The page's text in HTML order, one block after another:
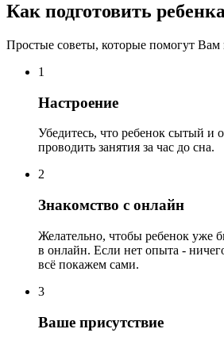
Как подготовить
Простые советы, которые помогут Вам
1
Настроение
Убедитесь, что ребенок сытый и
проводить занятия за час до сна.
2
Знакомство с онлайн
Желательно, чтобы ребенок уже
в онлайн. Если нет опыта -
всё покажем сами.
3
Ваше присутствие